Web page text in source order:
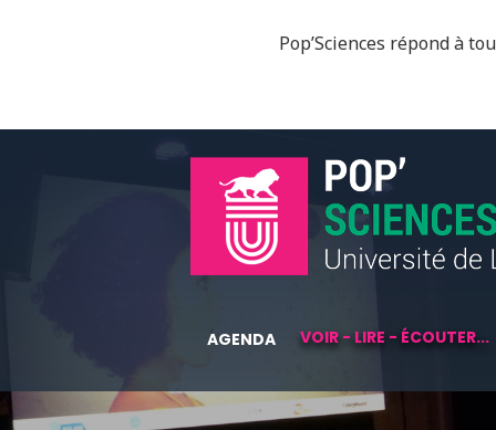
Pop’Sciences répond à
AGENDA VOIR - LIRE - ÉCOUTER...